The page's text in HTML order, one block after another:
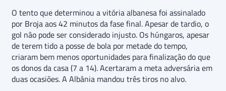
O tento que determinou a vitória albanesa foi assinalado
por Broja aos 42 minutos da fase final. Apesar de tardio, o
gol não pode ser considerado injusto. Os húngaros, apesar
de terem tido a posse de bola por metade do tempo,
criaram bem menos oportunidades para finalização do que
os donos da casa (7 a 14). Acertaram a meta adversária em
duas ocasiões. A Albânia mandou três tiros no alvo.